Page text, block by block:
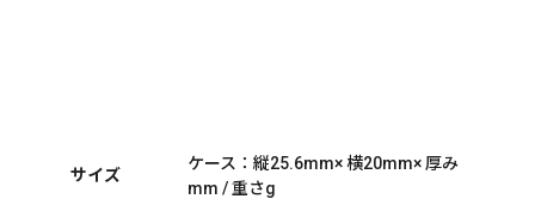
サイズ
ケース：縦25.6mm× 横20mm× 厚み
mm / 重さg